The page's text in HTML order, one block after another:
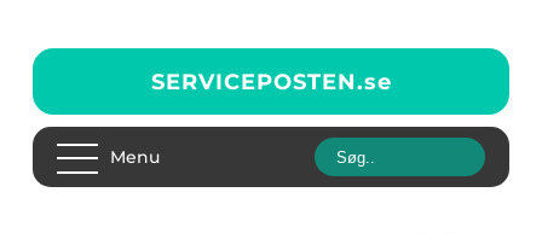
SERVICEPOSTEN.se
Menu